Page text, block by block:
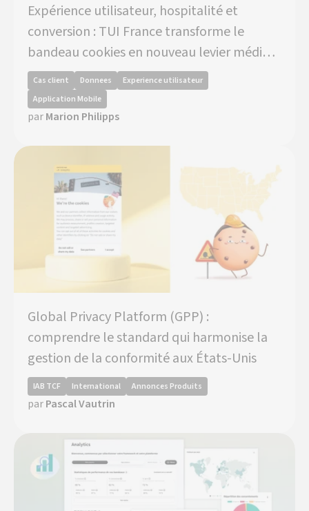
Expérience utilisateur, hospitalité et
conversion : TUI France transforme le
bandeau cookies en nouveau levier média
avec Axeptio
Cas client Donnees
Experience utilisateur
Application Mobile
parMarion Philipps
Global Privacy Platform (GPP) :
comprendre le standard qui harmonise la
gestion de la conformité aux États-Unis
IAB TCF International Annonces Produits
parPascal Vautrin